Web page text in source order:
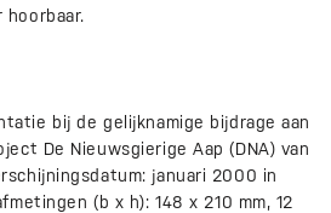
bij de gelijknamige bijdrage aan
De Nieuwsgierige Aap (DNA) van
januari 2000 in
(b x h): 148 x 210 mm, 12